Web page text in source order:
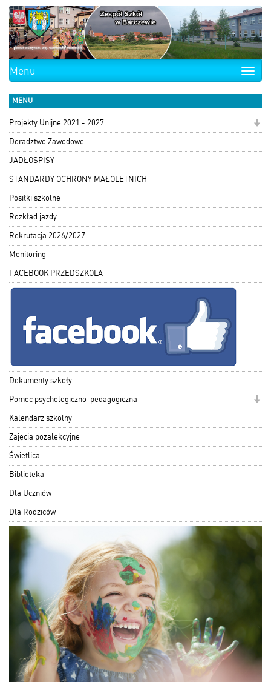
Toggle
Menu
MENU
Projekty Unijne 2021 - 2027
Doradztwo Zawodowe
JADŁOSPISY
STANDARDY OCHRONY MAŁOLETNICH
Posiłki szkolne
Rozkład jazdy
Rekrutacja 2026/2027
Monitoring
FACEBOOK PRZEDSZKOLA
Dokumenty szkoły
Pomoc psychologiczno-pedagogiczna
Kalendarz szkolny
Zajęcia pozalekcyjne
Świetlica
Biblioteka
Dla Uczniów
Dla Rodziców